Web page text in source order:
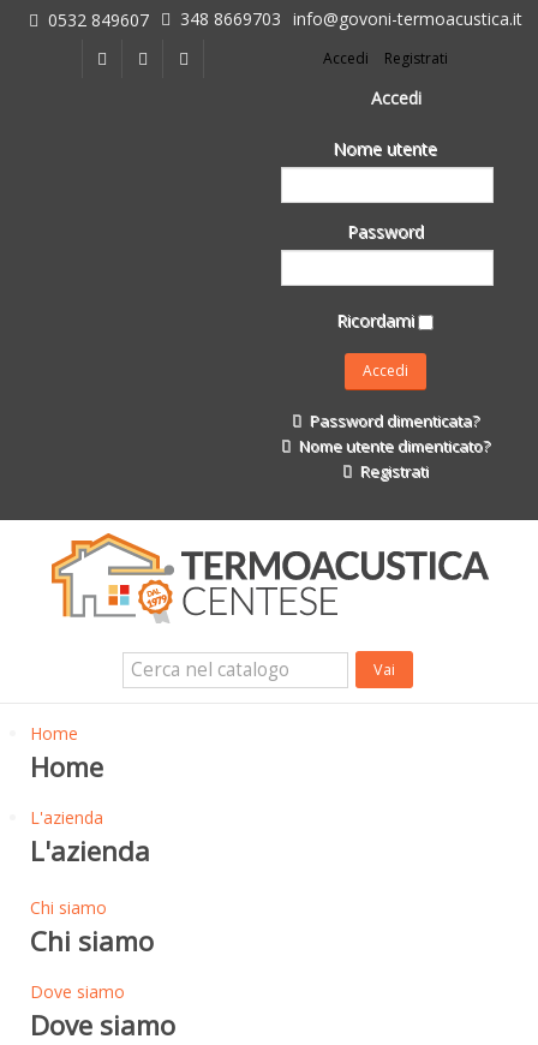
0532 849607 348 8669703 info@govoni-termoacustica.it
Accedi Registrati
Accedi
Nome utente
Password
Ricordami
Password dimenticata?
Nome utente dimenticato?
Registrati
L'azienda
Chi siamo
Fasi della Ricostruzione Post Terremoto
Impermeabilizzanti per l'edilizia
Isolanti Termici, cartongesso e sistemi a secco
Impermeabilizzanti per l'edilizia
Isolanti Termici, cartongesso e sistemi a secco
Isolanti Acustici
Porte e Finestre
Home
Home
L'azienda
L'azienda
Chi siamo
Chi siamo
Dove siamo
Dove siamo